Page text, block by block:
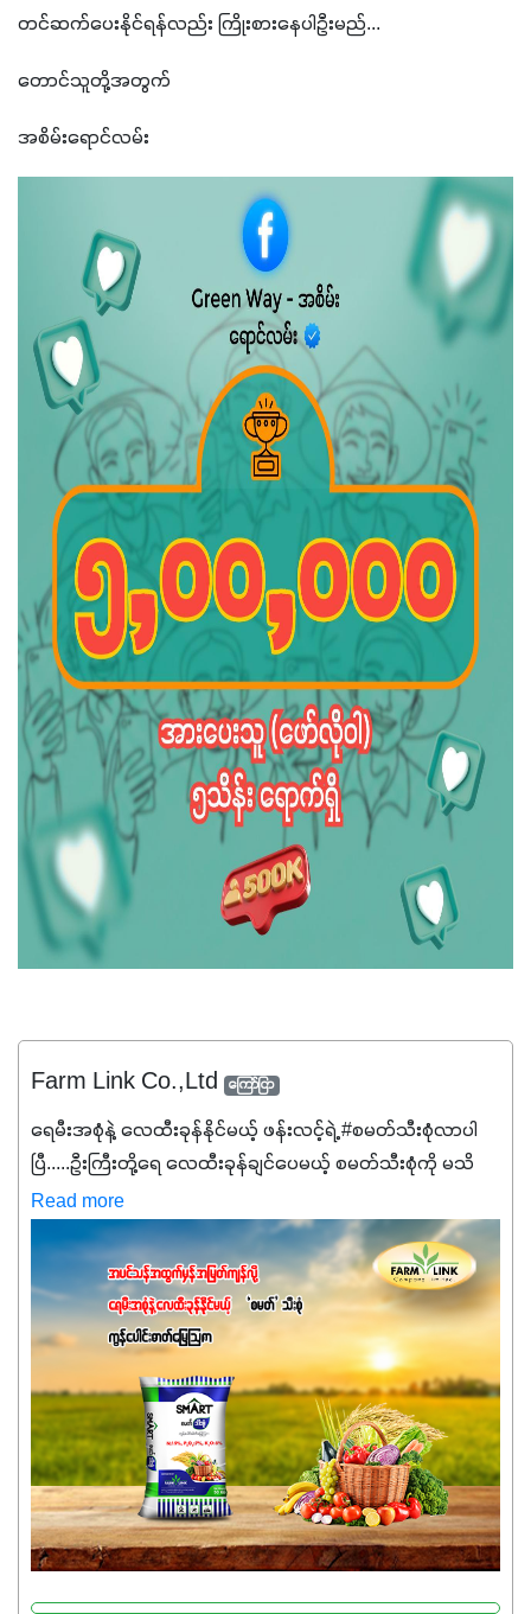
တင်ဆက်ပေးနိုင်ရန်လည်း ကြိုးစားနေပါဦးမည်...
တောင်သူတို့အတွက်
အစိမ်းရောင်လမ်း
Farm Link Co.,Ltd ကြော်ငြာ
ရေမီးအစုံနဲ့ လေထီးခုန်နိုင်မယ့် ဖန်းလင့်ရဲ့ #စမတ်သီးစုံလာပါ
ပြီ.....ဦးကြီးတို့ရေ ‌လေထီးခုန်ချင်ပေမယ့် စမတ်သီးစုံကို မသိ
သေးရင်တော့ ဒီစာလေးကို ဆက်ဖတ်‌ပေးပါ #စမတ်သီးစုံဆိုတာ
အပင်တိုင်းအတွက် အဓိကအာဟာရNPK (19:7:8)နဲ့ #ဟူးမစ်
အက်စစ်တို့ အချိုးကျ ပေါင်းစပ်ထားတဲ့ ကွန်ပေါင်း
ဓာတ်မြေဩဇာဖြစ်ပါတယ်။ အဓိကအကျိုးကျေးဇူးတွေအနေနဲ့
ကတော့ နိုက်ထရိုဂျင် 19%ပါဝင်တဲ့အတွက် ကလိုရိုဖီးလ်ဖွဲ့စည်း
မှုကို အားပေးကာ သီးနှံပင်များ၏အရွက်များစိမ်းလန်းသန်စွမ်း
ပြီး အစာချက်လုပ်မှုအားကောင်းစေပါတယ်။ အပင်၏ပင်ပိုင်း
ကြီးထွားမှုကို တိုးမြင့်စေကာ အပင်သန်၍ အကြီးမြန်စေပါတယ်။
သင့်တော်တဲ့ Phosphorus 7%ပါဝင်မှုကြောင့် အပင်ရဲ့ အမြစ်
ဖွဲ့စည်းတည်ဆောက်မှုကို ပို၍သန်မာလာအောင် အားပေးပါ
တယ်။ ဒါ့အပြင် ပန်းပွင့်ခြင်း၊အသီးသီးခြင်း၊အစေ့တည်ခြင်း
လုပ်ငန်းစဉ်များကိုလည်း အားပေးပါတယ်။ လုံလောက်တဲ့
Read more